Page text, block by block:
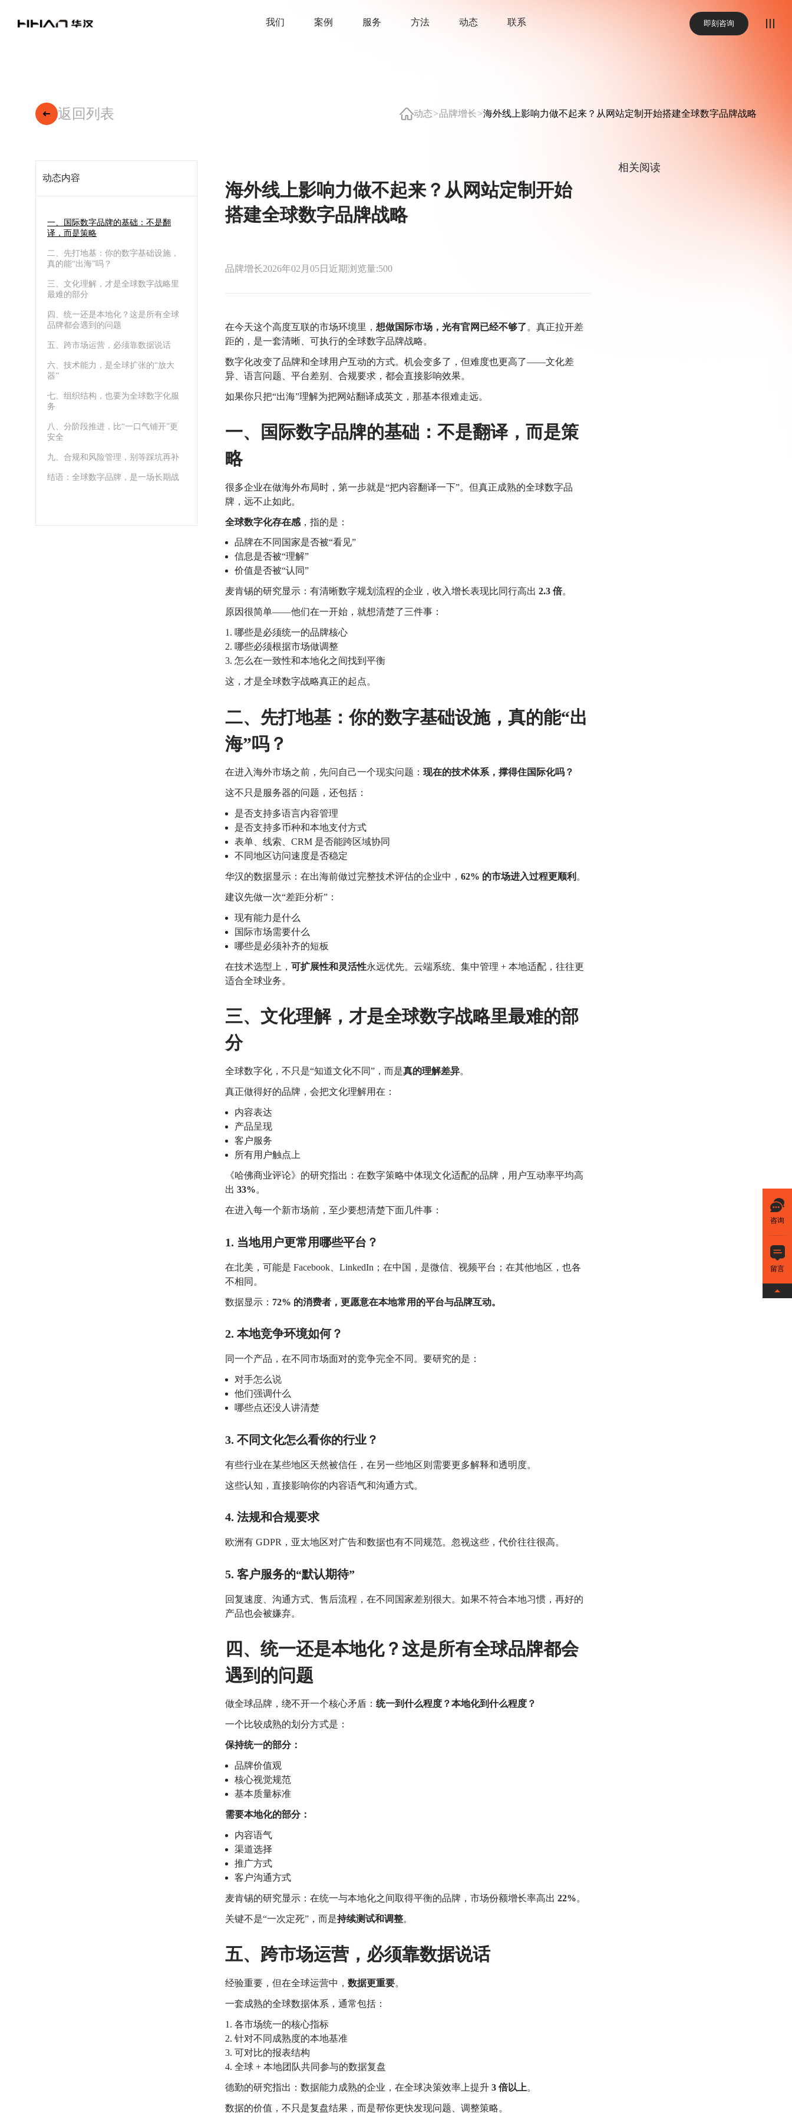
我们 案例 服务 方法 动态 联系 即刻咨询
咨询
留言
返回列表 动态>品牌增长>海外线上影响力做不起来？从网站定制开始搭建全球数字品牌战略
动态内容
一、国际数字品牌的基础：不是翻
译，而是策略
二、先打地基：你的数字基础设施，
真的能“出海”吗？
三、文化理解，才是全球数字战略里
最难的部分
四、统一还是本地化？这是所有全球
品牌都会遇到的问题
五、跨市场运营，必须靠数据说话
六、技术能力，是全球扩张的“放大
器”
七、组织结构，也要为全球数字化服
务
八、分阶段推进，比“一口气铺开”更
安全
九、合规和风险管理，别等踩坑再补
结语：全球数字品牌，是一场长期战
海外线上影响力做不起来？从网站定制开始
搭建全球数字品牌战略
品牌增长2026年02月05日 近期浏览量:500
在今天这个高度互联的市场环境里， 想做国际市场，光有官网已经不够了。 真正拉开差
距的，是一套清晰、可执行的全球数字品牌战略。
数字化改变了品牌和全球用户互动的方式。 机会变多了，但难度也更高了——文化差
异、语言问题、平台差别、合规要求，都会直接影响效果。
如果你只把“出海”理解为把网站翻译成英文，那基本很难走远。
一、国际数字品牌的基础：不是翻译，而是策
略
很多企业在做海外布局时，第一步就是“把内容翻译一下”。 但真正成熟的全球数字品
牌，远不止如此。
全球数字化存在感，指的是：
品牌在不同国家是否被“看见”
信息是否被“理解”
价值是否被“认同”
麦肯锡的研究显示： 有清晰数字规划流程的企业，收入增长表现比同行高出 2.3 倍。
原因很简单——他们在一开始，就想清楚了三件事：
哪些是必须统一的品牌核心
哪些必须根据市场做调整
怎么在一致性和本地化之间找到平衡
这，才是全球数字战略真正的起点。
二、先打地基：你的数字基础设施，真的能“出
海”吗？
在进入海外市场之前，先问自己一个现实问题： 现在的技术体系，撑得住国际化吗？
这不只是服务器的问题，还包括：
是否支持多语言内容管理
是否支持多币种和本地支付方式
表单、线索、CRM 是否能跨区域协同
不同地区访问速度是否稳定
华汉的数据显示： 在出海前做过完整技术评估的企业中， 62% 的市场进入过程更顺利 。
建议先做一次“差距分析”：
现有能力是什么
国际市场需要什么
哪些是必须补齐的短板
在技术选型上， 可扩展性和灵活性永远优先。 云端系统、集中管理 + 本地适配，往往更
适合全球业务。
三、文化理解，才是全球数字战略里最难的部
分
全球数字化，不只是“知道文化不同”，而是真的理解差异。
真正做得好的品牌，会把文化理解用在：
内容表达
产品呈现
客户服务
所有用户触点上
《哈佛商业评论》的研究指出： 在数字策略中体现文化适配的品牌，用户互动率平均高
出 33%。
在进入每一个新市场前，至少要想清楚下面几件事：
1. 当地用户更常用哪些平台？
在北美，可能是 Facebook、LinkedIn； 在中国，是微信、视频平台； 在其他地区，也各
不相同。
数据显示： 72% 的消费者，更愿意在本地常用的平台与品牌互动。
2. 本地竞争环境如何？
同一个产品，在不同市场面对的竞争完全不同。 要研究的是：
对手怎么说
他们强调什么
哪些点还没人讲清楚
3. 不同文化怎么看你的行业？
有些行业在某些地区天然被信任， 在另一些地区则需要更多解释和透明度。
这些认知，直接影响你的内容语气和沟通方式。
4. 法规和合规要求
欧洲有 GDPR， 亚太地区对广告和数据也有不同规范。 忽视这些，代价往往很高。
5. 客户服务的“默认期待”
回复速度、沟通方式、售后流程，在不同国家差别很大。 如果不符合本地习惯，再好的
产品也会被嫌弃。
四、统一还是本地化？这是所有全球品牌都会
遇到的问题
做全球品牌，绕不开一个核心矛盾： 统一到什么程度？本地化到什么程度？
一个比较成熟的划分方式是：
保持统一的部分：
品牌价值观
核心视觉规范
基本质量标准
需要本地化的部分：
内容语气
渠道选择
推广方式
客户沟通方式
麦肯锡的研究显示： 在统一与本地化之间取得平衡的品牌，市场份额增长率高出 22%。
关键不是“一次定死”，而是持续测试和调整。
五、跨市场运营，必须靠数据说话
经验重要，但在全球运营中， 数据更重要。
一套成熟的全球数据体系，通常包括：
各市场统一的核心指标
针对不同成熟度的本地基准
可对比的报表结构
全球 + 本地团队共同参与的数据复盘
德勤的研究指出： 数据能力成熟的企业，在全球决策效率上提升 3 倍以上。
数据的价值，不只是复盘结果， 而是帮你更快发现问题、调整策略。
相关阅读